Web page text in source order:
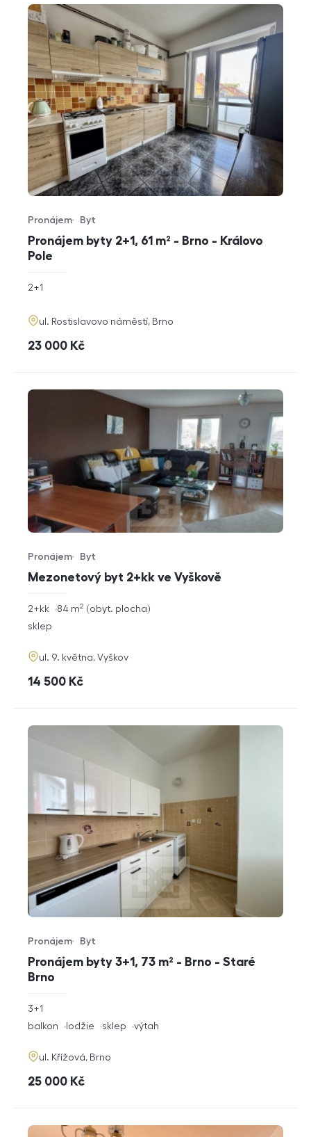
Pronájem byty 2+1, 61 m² - Brno - Královo
Pole
Typ nabídky
Pronájem
Typ nemovitosti
Byt
rozměry
2+1
adresa
ul. Rostislavovo náměstí, Brno
cena
23 000 Kč
Mezonetový byt 2+kk ve Vyškově
Typ nabídky
Pronájem
Typ nemovitosti
Byt
rozměry
2+kk obyt. plocha
84 m2
funkce
sklep
adresa
ul. 9. května, Vyškov
cena
14 500 Kč
Pronájem byty 3+1, 73 m² - Brno - Staré
Brno
Typ nabídky
Pronájem
Typ nemovitosti
Byt
rozměry
3+1
funkce
balkon lodžie sklep výtah
adresa
ul. Křížová, Brno
cena
25 000 Kč